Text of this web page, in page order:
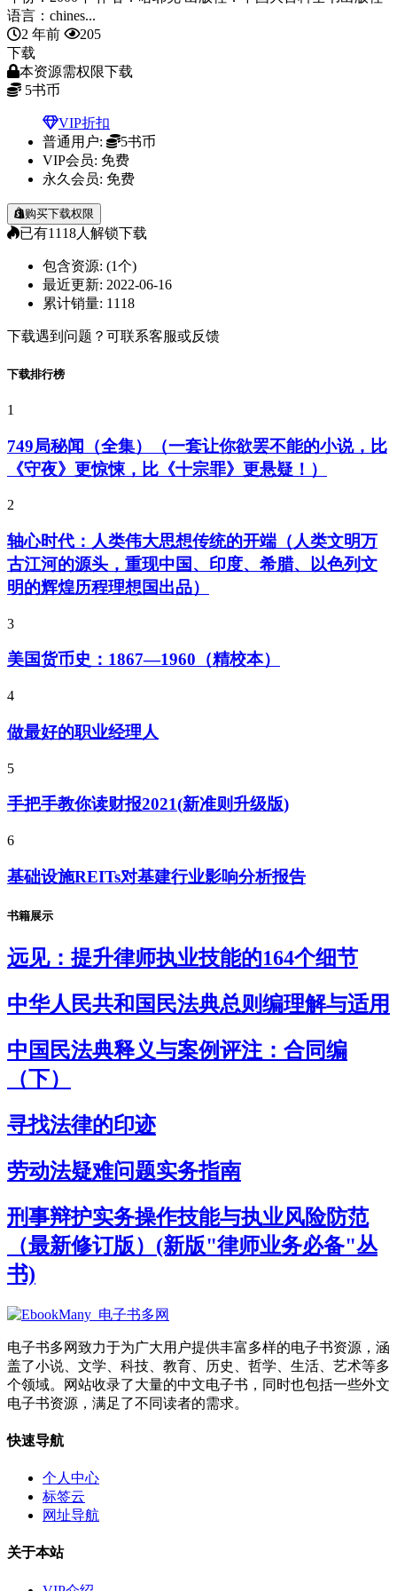
语言：chines...
2 年前
205
下载
本资源需权限下载
5书币
VIP折扣
普通用户:
5书币
VIP会员: 免费
永久会员: 免费
购买下载权限
已有1118人解锁下载
包含资源: (1个)
最近更新: 2022-06-16
累计销量: 1118
下载遇到问题？可联系客服或反馈
下载排行榜
1
749局秘闻（全集）（一套让你欲罢不能的小说，比
《守夜》更惊悚，比《十宗罪》更悬疑！）
2
轴心时代：人类伟大思想传统的开端（人类文明万
古江河的源头，重现中国、印度、希腊、以色列文
明的辉煌历程理想国出品）
3
美国货币史：1867—1960（精校本）
4
做最好的职业经理人
5
手把手教你读财报2021(新准则升级版)
6
基础设施REITs对基建行业影响分析报告
书籍展示
远见：提升律师执业技能的164个细节
中华人民共和国民法典总则编理解与适用
中国民法典释义与案例评注：合同编
（下）
寻找法律的印迹
劳动法疑难问题实务指南
刑事辩护实务操作技能与执业风险防范
（最新修订版）(新版"律师业务必备"丛
书)
电子书多网致力于为广大用户提供丰富多样的电子书资源，涵
盖了小说、文学、科技、教育、历史、哲学、生活、艺术等多
个领域。网站收录了大量的中文电子书，同时也包括一些外文
电子书资源，满足了不同读者的需求。
快速导航
个人中心
标签云
网址导航
关于本站